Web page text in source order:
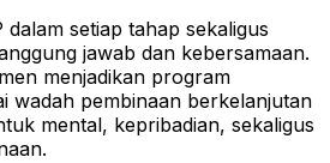
dalam setiap tahap sekaligus
jawab dan kebersamaan.
menjadikan program
wadah pembinaan berkelanjutan
mental, kepribadian, sekaligus